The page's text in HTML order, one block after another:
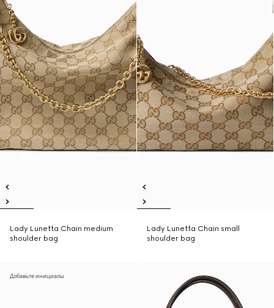
Lady Lunetta Chain medium
shoulder bag
Lady Lunetta Chain small
shoulder bag
Добавьте инициалы